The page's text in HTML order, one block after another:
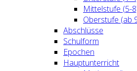
Mittelstufe (5-
Oberstufe (ab
Abschlüsse
Schulform
Epochen
Hauptunterricht